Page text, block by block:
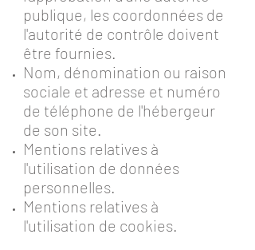
publique, les coordonnées de
l'autorité de contrôle doivent
être fournies. ​​​
Nom, dénomination ou raison
sociale et adresse et numéro
de téléphone de l'hébergeur
de son site.
Mentions relatives à
l'utilisation de données
personnelles.
Mentions relatives à
l'utilisation de cookies.